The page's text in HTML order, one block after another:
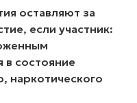
оставляют за
если участник:
в состояние
наркотического